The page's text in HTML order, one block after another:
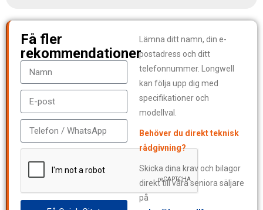
Få fler
rekommendationer
Lämna ditt namn, din e-
postadress och ditt
telefonnummer. Longwell
kan följa upp dig med
specifikationer och
modellval.
Behöver du direkt teknisk
rådgivning?
Skicka dina krav och bilagor
direkt till våra seniora säljare
på